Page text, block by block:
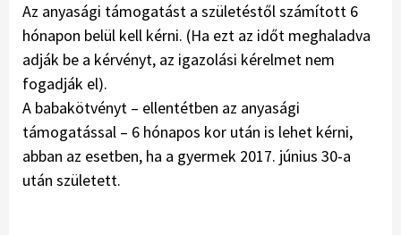
Az anyasági támogatást a születéstől számított 6
hó­napon belül kell kérni. (Ha ezt az időt meghaladva
adják be a kérvényt, az igazolási kérelmet nem
fogadják el).
A babakötvényt – ellentétben az anyasági
támogatással – 6 hónapos kor után is lehet kérni,
abban az esetben, ha a gyermek 2017. június 30-a
után született.